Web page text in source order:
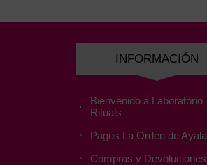
INFORMACIÓN
Bienvenido a Laboratorio
Rituals
Pagos La Orden de Ayala
Compras y Devoluciones